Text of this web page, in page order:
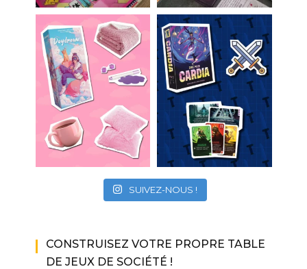
SUIVEZ-NOUS !
CONSTRUISEZ VOTRE PROPRE TABLE
DE JEUX DE SOCIÉTÉ !